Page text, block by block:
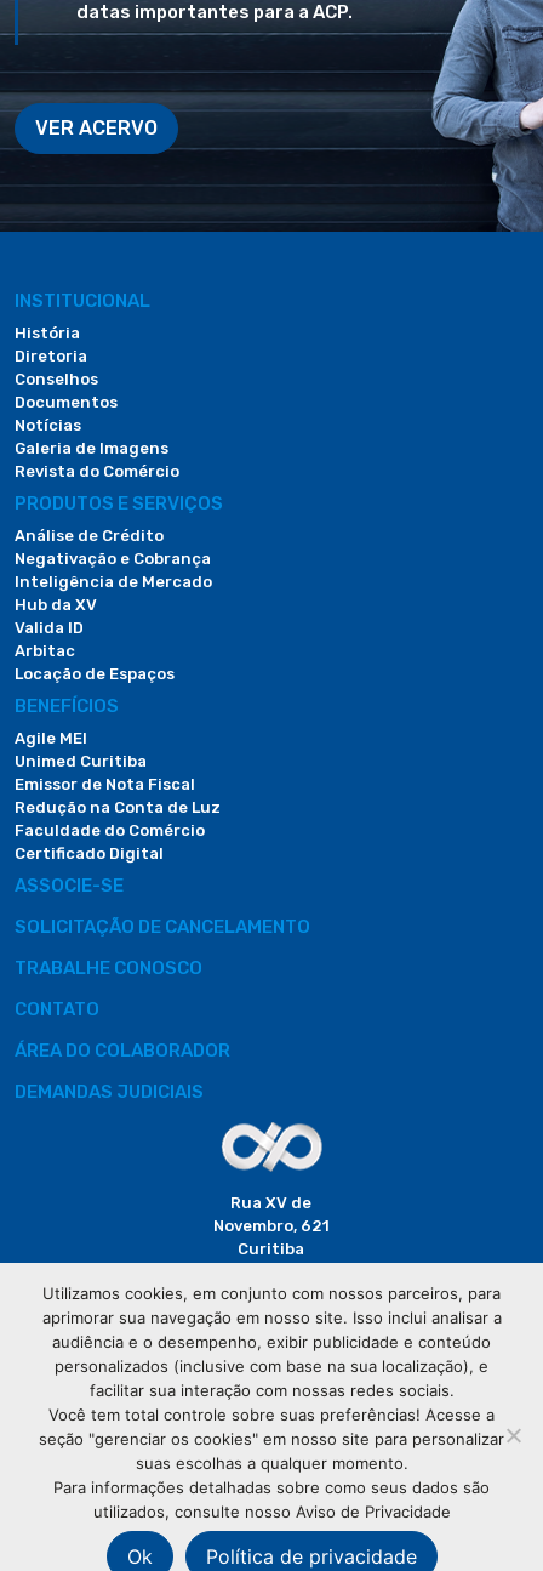
datas importantes para a ACP.
VER ACERVO
INSTITUCIONAL
História
Diretoria
Conselhos
Documentos
Notícias
Galeria de Imagens
Revista do Comércio
PRODUTOS E SERVIÇOS
Análise de Crédito
Negativação e Cobrança
Inteligência de Mercado
Hub da XV
Valida ID
Arbitac
Locação de Espaços
BENEFÍCIOS
Agile MEI
Unimed Curitiba
Emissor de Nota Fiscal
Redução na Conta de Luz
Faculdade do Comércio
Certificado Digital
ASSOCIE-SE
SOLICITAÇÃO DE CANCELAMENTO
TRABALHE CONOSCO
CONTATO
ÁREA DO COLABORADOR
DEMANDAS JUDICIAIS
Rua XV de
Novembro, 621
Curitiba
(41) 3320-
2929
© CopyrightAssociação Comercial do Paraná - Todos os
direitos reservados
76.583.004/0001-01
Utilizamos cookies, em conjunto com nossos parceiros, para
aprimorar sua navegação em nosso site. Isso inclui analisar a
audiência e o desempenho, exibir publicidade e conteúdo
personalizados (inclusive com base na sua localização), e
facilitar sua interação com nossas redes sociais.
Você tem total controle sobre suas preferências! Acesse a
seção "gerenciar os cookies" em nosso site para personalizar
suas escolhas a qualquer momento.
Para informações detalhadas sobre como seus dados são
utilizados, consulte nosso Aviso de Privacidade
Ok Política de privacidade